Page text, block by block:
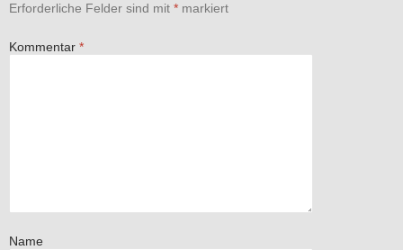
Erforderliche Felder sind mit * markiert
Kommentar *
Name